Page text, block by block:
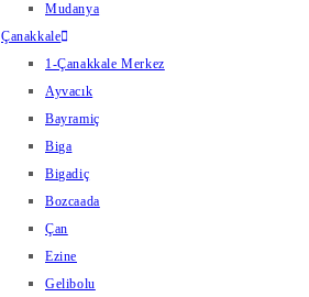
Mudanya
Çanakkale
1-Çanakkale Merkez
Ayvacık
Bayramiç
Biga
Bigadiç
Bozcaada
Çan
Ezine
Gelibolu